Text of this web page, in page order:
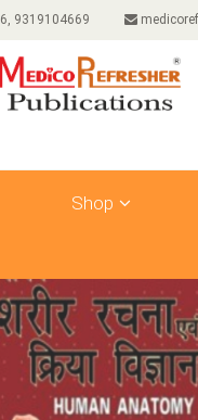
9319104669
Shop